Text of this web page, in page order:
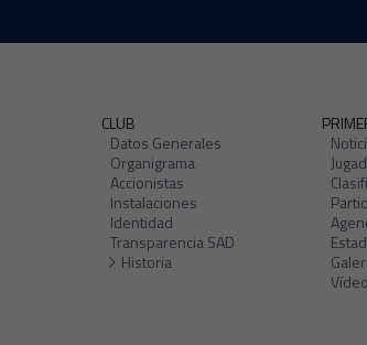
CLUB
Datos Generales
Organigrama
Accionistas
Instalaciones
Identidad
Transparencia SAD
Historia